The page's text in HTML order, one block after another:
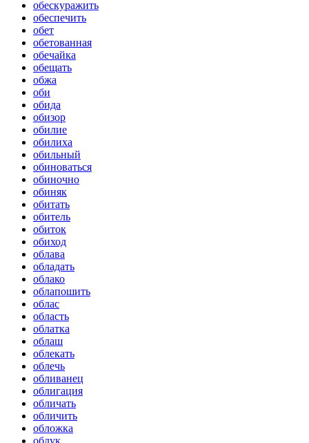
обескуражить
обеспечить
обет
обетованная
обечайка
обещать
обжа
оби
обида
обизор
обилие
обилиха
обильный
обиноваться
обиночно
обиняк
обитать
обитель
обиток
обиход
облава
обладать
облако
облапошить
облас
область
облатка
облаш
облекать
облечь
обливанец
облигация
обличать
обличить
обложка
облук